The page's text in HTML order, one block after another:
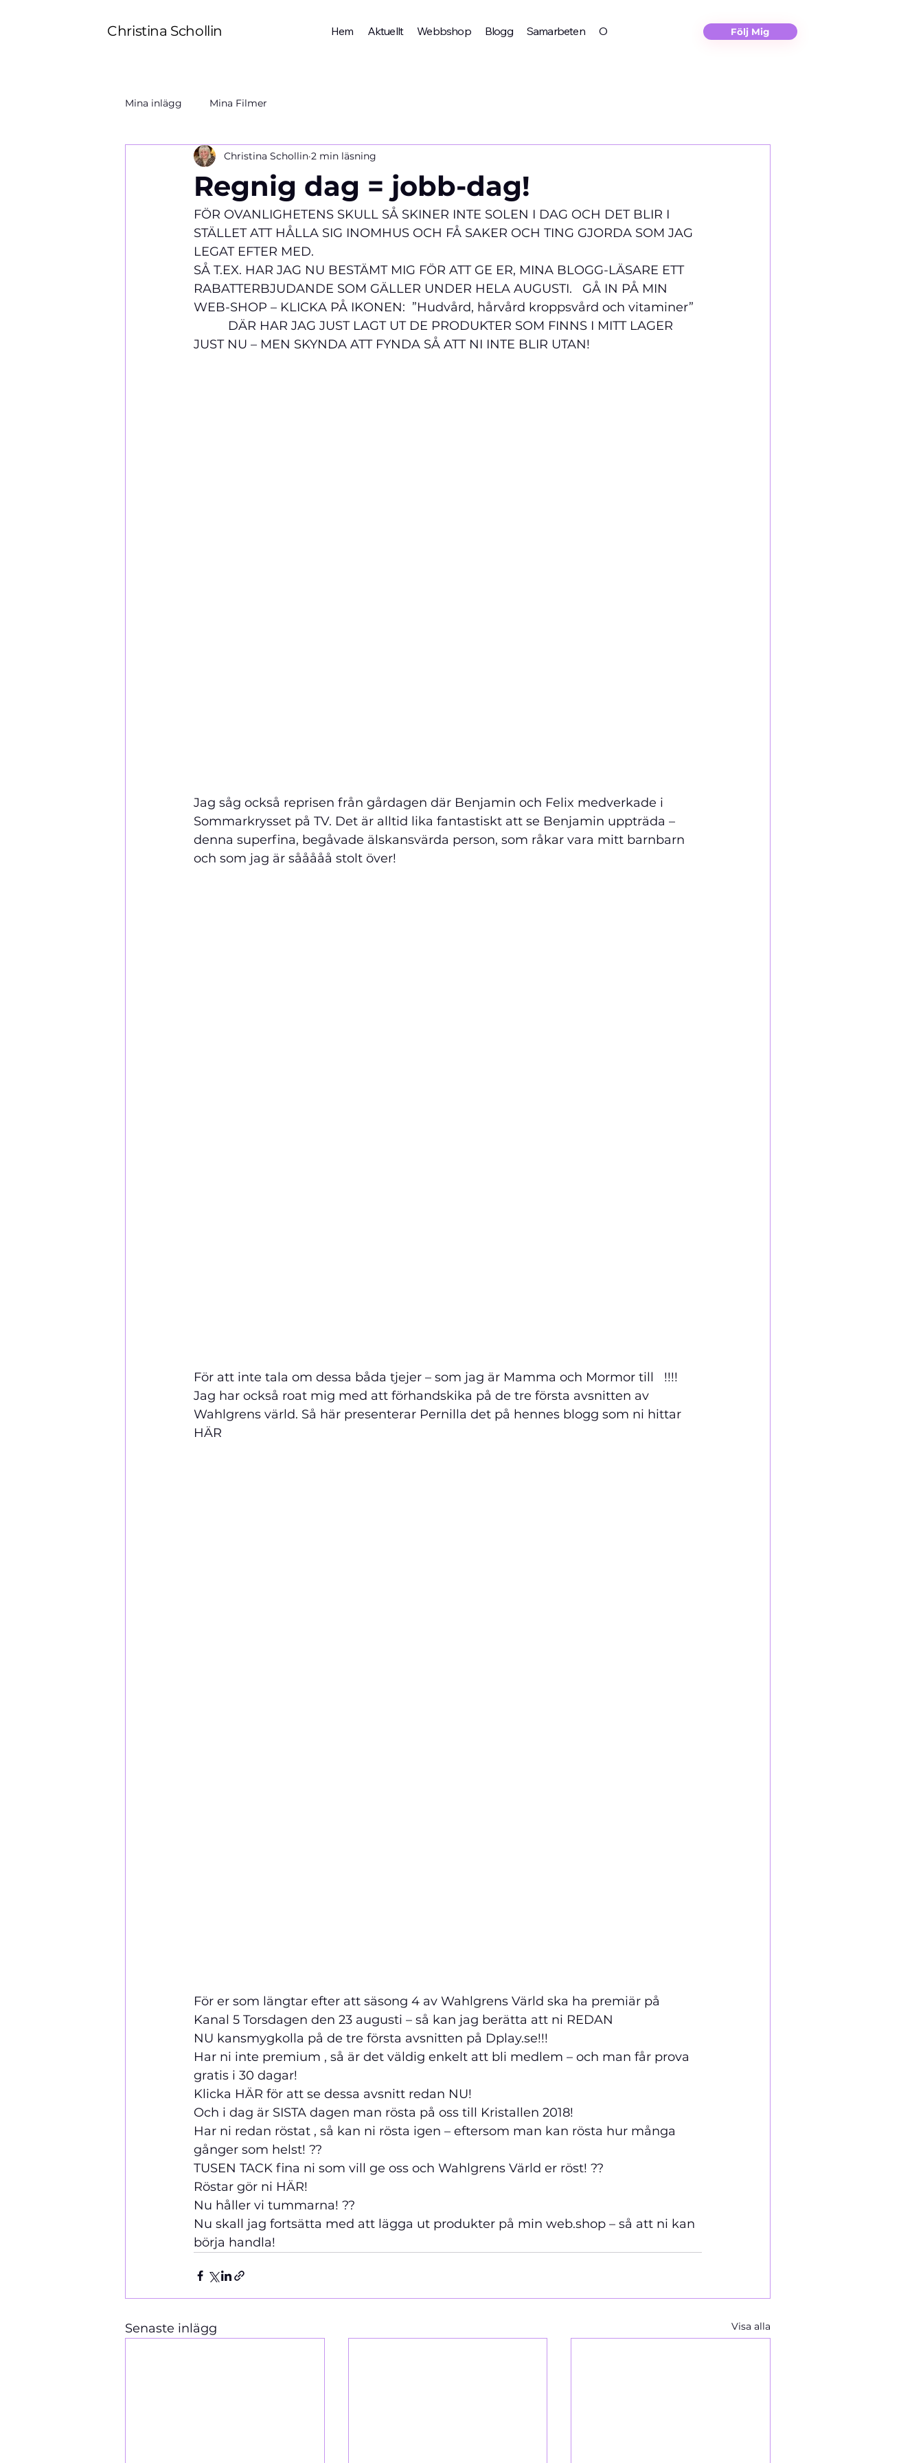
Christina Schollin Hem Aktuellt Webbshop Blogg Samarbeten Om Christina Kontakt Följ Mig
Mina inlägg Mina Filmer
Regnig dag = jobb-dag!
Christina Schollin 2 min läsning
FÖR OVANLIGHETENS SKULL SÅ SKINER INTE SOLEN I DAG OCH DET BLIR I
STÄLLET ATT HÅLLA SIG INOMHUS OCH FÅ SAKER OCH TING GJORDA SOM JAG
LEGAT EFTER MED.
SÅ T.EX. HAR JAG NU BESTÄMT MIG FÖR ATT GE ER, MINA BLOGG-LÄSARE ETT
RABATTERBJUDANDE SOM GÄLLER UNDER HELA AUGUSTI.   GÅ IN PÅ MIN
WEB-SHOP – KLICKA PÅ IKONEN:  ”Hudvård, hårvård kroppsvård och vitaminer”
DÄR HAR JAG JUST LAGT UT DE PRODUKTER SOM FINNS I MITT LAGER
JUST NU – MEN SKYNDA ATT FYNDA SÅ ATT NI INTE BLIR UTAN!
Jag såg också reprisen från gårdagen där Benjamin och Felix medverkade i
Sommarkrysset på TV. Det är alltid lika fantastiskt att se Benjamin uppträda –
denna superfina, begåvade älskansvärda person, som råkar vara mitt barnbarn
och som jag är sååååå stolt över!
För att inte tala om dessa båda tjejer – som jag är Mamma och Mormor till   !!!!
Jag har också roat mig med att förhandskika på de tre första avsnitten av
Wahlgrens värld. Så här presenterar Pernilla det på hennes blogg som ni hittar
HÄR
För er som längtar efter att säsong 4 av Wahlgrens Värld ska ha premiär på
Kanal 5 Torsdagen den 23 augusti – så kan jag berätta att ni REDAN
NU kansmygkolla på de tre första avsnitten på Dplay.se!!!
Har ni inte premium , så är det väldig enkelt att bli medlem – och man får prova
gratis i 30 dagar!
Klicka HÄR för att se dessa avsnitt redan NU!
Och i dag är SISTA dagen man rösta på oss till Kristallen 2018!
Har ni redan röstat , så kan ni rösta igen – eftersom man kan rösta hur många
gånger som helst! ??
TUSEN TACK fina ni som vill ge oss och Wahlgrens Värld er röst! ??
Röstar gör ni HÄR!
Nu håller vi tummarna! ??
Nu skall jag fortsätta med att lägga ut produkter på min web.shop – så att ni kan
börja handla!
Senaste inlägg Visa alla